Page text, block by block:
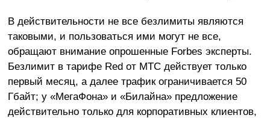
В действительности не все безлимиты являются
таковыми, и пользоваться ими могут не все,
обращают внимание опрошенные Forbes эксперты.
Безлимит в тарифе Red от МТС действует только
первый месяц, а далее трафик ограничивается 50
Гбайт; у «МегаФона» и «Билайна» предложение
действительно только для корпоративных клиентов,